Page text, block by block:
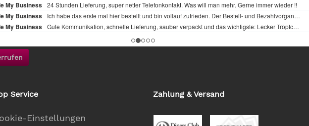
Service
Einstellungen
Zahlung & Versand